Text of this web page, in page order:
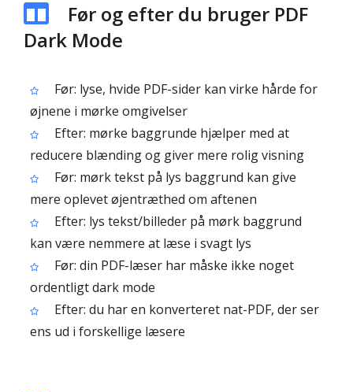
Før og efter du bruger PDF
Dark Mode
Før: lyse, hvide PDF-sider kan virke hårde for
øjnene i mørke omgivelser
Efter: mørke baggrunde hjælper med at
reducere blænding og giver mere rolig visning
Før: mørk tekst på lys baggrund kan give
mere oplevet øjentræthed om aftenen
Efter: lys tekst/billeder på mørk baggrund
kan være nemmere at læse i svagt lys
Før: din PDF-læser har måske ikke noget
ordentligt dark mode
Efter: du har en konverteret nat-PDF, der ser
ens ud i forskellige læsere